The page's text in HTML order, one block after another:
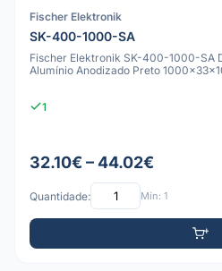
Fischer Elektronik
SK-400-1000-SA
Fischer Elektronik SK-400-1000-SA
Alumínio Anodizado Preto
1
32.10€ – 44.02€
Quantidade: Mín: 1